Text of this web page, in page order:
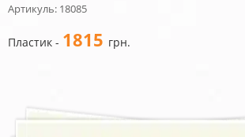
Артикуль: 18085
Пластик - 1815 грн.